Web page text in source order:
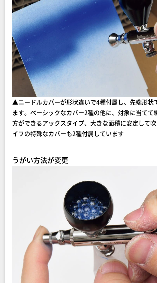
▲ニードルカバーが形状違いで4種付属し、先端形状
ます。ベーシックなカバー2種の他に、対象に当てて
方ができるアックスタイプ、大きな面積に安定して
イプの特殊なカバーも2種付属しています
うがい方法が変更